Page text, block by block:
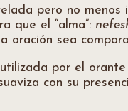
pero no
que el “alma”:
oración sea
por el
con su